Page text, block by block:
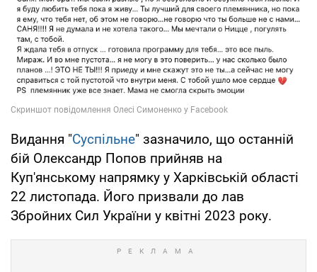
Видання "Суспільне" зазначило, що останній
бій Олександр Попов прийняв на
Куп'янському напрямку у Харківській області
22 листопада. Його призвали до лав
Збройних Сил України у квітні 2023 року.